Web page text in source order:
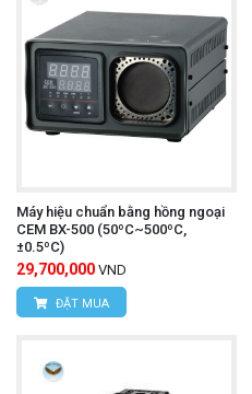
Máy hiệu chuẩn bằng hồng ngoại
CEM BX-500 (50ºC~500ºC,
±0.5ºC)
29,700,000 VND
ĐẶT MUA